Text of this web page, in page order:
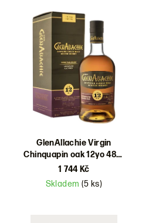
GlenAllachie Virgin
Chinquapin oak 12yo 48%
0,7l
1 744 Kč
Skladem (5 ks)